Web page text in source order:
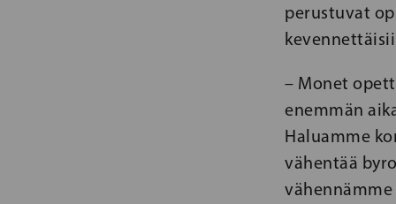
perustuvat
– Monet
enemmän
Haluamme
vähentää